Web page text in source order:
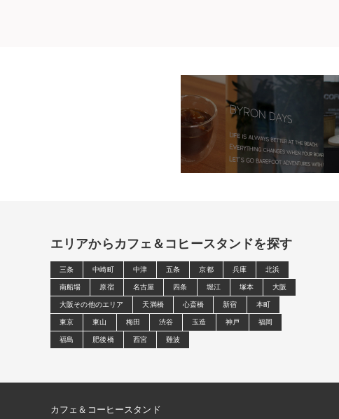
エリアからカフェ＆コヒースタンドを探す
三条 中崎町 中津 五条 京都 兵庫
北浜
南船場
原宿 名古屋 四条 堀江 塚本
大阪
大阪その他のエリア
天満橋 心斎橋 新宿
本町
東京
東山 梅田 渋谷 玉造 神戸
福岡
福島
肥後橋 西宮 難波
カフェ＆コーヒースタンド